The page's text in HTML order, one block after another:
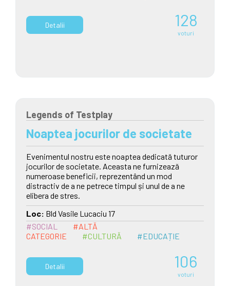
Detalii 128
voturi
Legends of Testplay
Noaptea jocurilor de societate
Evenimentul nostru este noaptea dedicată tuturor
jocurilor de societate. Aceasta ne furnizează
numeroase beneficii, reprezentând un mod
distractiv de a ne petrece timpul și unul de a ne
elibera de stres.
Loc: Bld Vasile Lucaciu 17
#SOCIAL
#ALTĂ
CATEGORIE
#CULTURĂ #EDUCAȚIE
Detalii 106
voturi